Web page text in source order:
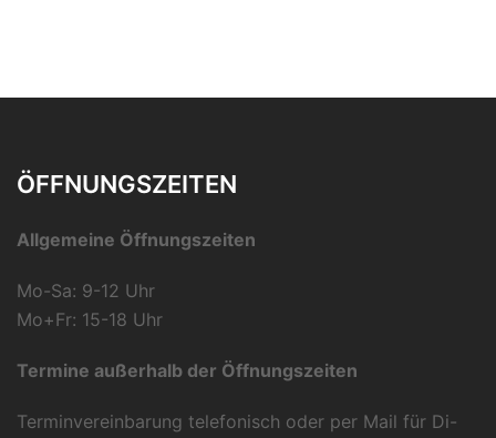
ÖFFNUNGSZEITEN
Allgemeine Öffnungszeiten
Mo-Sa: 9-12 Uhr
Mo+Fr: 15-18 Uhr
Termine außerhalb der Öffnungszeiten
Terminvereinbarung telefonisch oder per Mail für Di-